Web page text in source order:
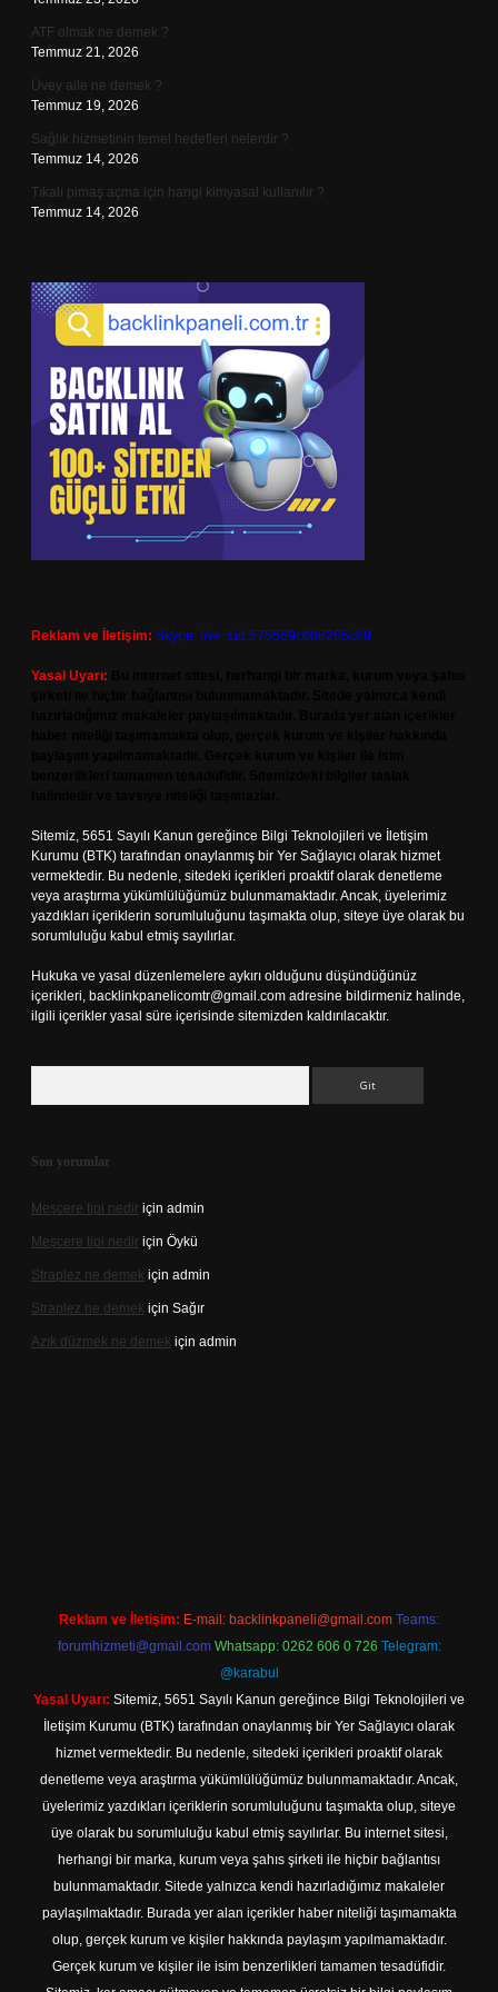
ATF olmak ne demek ?
Temmuz 21, 2026
Üvey aile ne demek ?
Temmuz 19, 2026
Sağlık hizmetinin temel hedefleri nelerdir ?
Temmuz 14, 2026
Tıkalı pimaş açma için hangi kimyasal kullanılır ?
Temmuz 14, 2026
Reklam ve İletişim: Skype: live:.cid.575569c608265c69
Yasal Uyarı:
Sitemiz, 5651 Sayılı Kanun gereğince Bilgi Teknolojileri ve İletişim
Kurumu (BTK) tarafından onaylanmış bir Yer Sağlayıcı olarak hizmet
vermektedir. Bu nedenle, sitedeki içerikleri proaktif olarak denetleme
veya araştırma yükümlülüğümüz bulunmamaktadır. Ancak, üyelerimiz
yazdıkları içeriklerin sorumluluğunu taşımakta olup, siteye üye olarak bu
sorumluluğu kabul etmiş sayılırlar.
Hukuka ve yasal düzenlemelere aykırı olduğunu düşündüğünüz
içerikleri, backlinkpanelicomtr@gmail.com adresine bildirmeniz halinde,
ilgili içerikler yasal süre içerisinde sitemizden kaldırılacaktır.
Son yorumlar
Meşcere tipi nedir için admin
Meşcere tipi nedir için Öykü
Straplez ne demek için admin
Straplez ne demek için Sağır
Azık düzmek ne demek için admin
Reklam ve İletişim: E-mail: backlinkpaneli@gmail.com Teams:
forumhizmeti@gmail.com Whatsapp: 0262 606 0 726 Telegram:
@karabul
Yasal Uyarı: Sitemiz, 5651 Sayılı Kanun gereğince Bilgi Teknolojileri ve
İletişim Kurumu (BTK) tarafından onaylanmış bir Yer Sağlayıcı olarak
hizmet vermektedir. Bu nedenle, sitedeki içerikleri proaktif olarak
denetleme veya araştırma yükümlülüğümüz bulunmamaktadır. Ancak,
üyelerimiz yazdıkları içeriklerin sorumluluğunu taşımakta olup, siteye
üye olarak bu sorumluluğu kabul etmiş sayılırlar. Bu internet sitesi,
herhangi bir marka, kurum veya şahıs şirketi ile hiçbir bağlantısı
bulunmamaktadır. Sitede yalnızca kendi hazırladığımız makaleler
paylaşılmaktadır. Burada yer alan içerikler haber niteliği taşımamakta
olup, gerçek kurum ve kişiler hakkında paylaşım yapılmamaktadır.
Gerçek kurum ve kişiler ile isim benzerlikleri tamamen tesadüfidir.